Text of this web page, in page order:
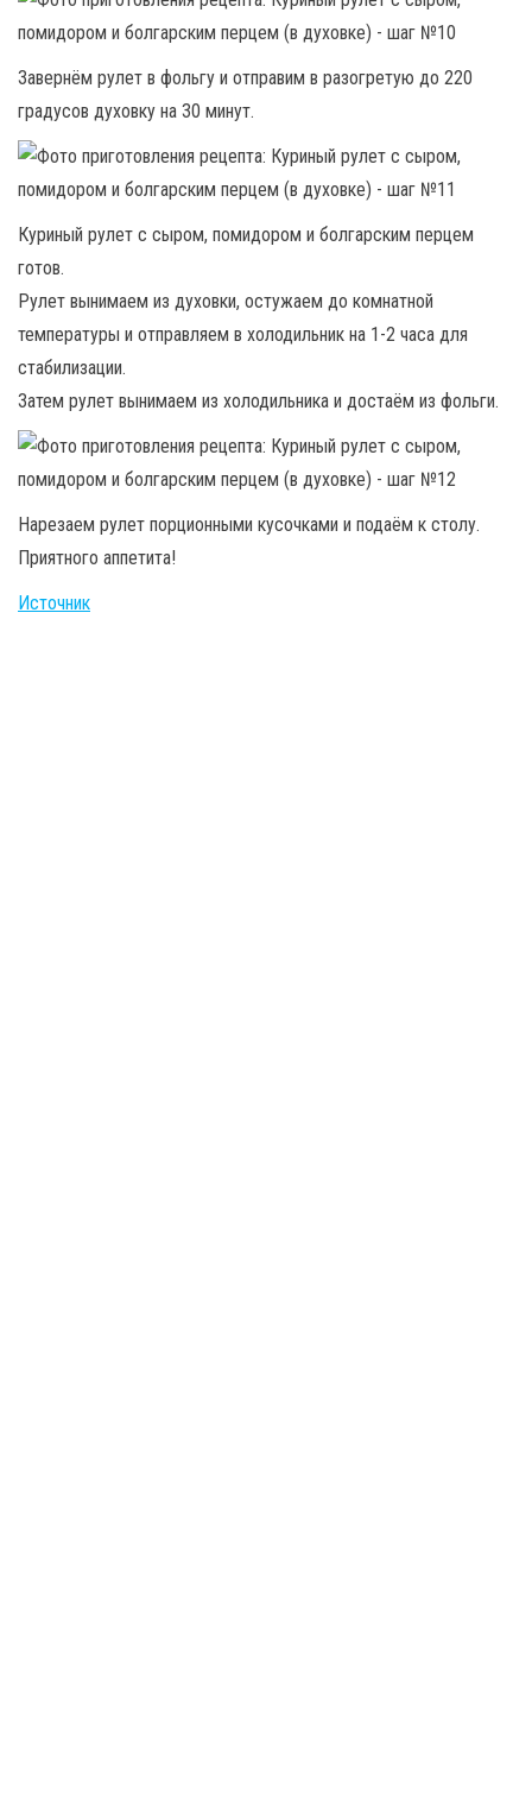
Завернём рулет в фольгу и отправим в разогретую до 220
градусов духовку на 30 минут.
Куриный рулет с сыром, помидором и болгарским перцем
готов.
Рулет вынимаем из духовки, остужаем до комнатной
температуры и отправляем в холодильник на 1-2 часа для
стабилизации.
Затем рулет вынимаем из холодильника и достаём из фольги.
Нарезаем рулет порционными кусочками и подаём к столу.
Приятного аппетита!
Источник